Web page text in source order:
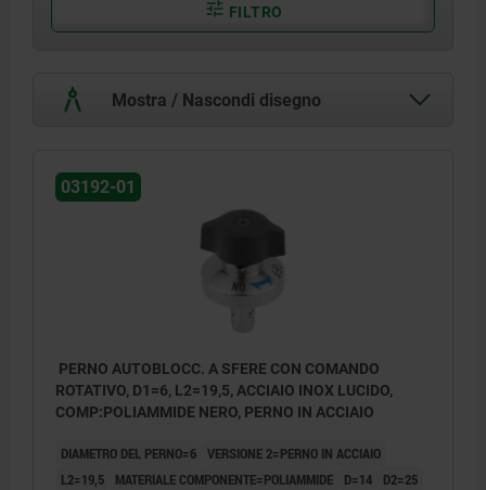
FILTRO
Mostra / Nascondi disegno
03192-01
PERNO AUTOBLOCC. A SFERE CON COMANDO
ROTATIVO, D1=6, L2=19,5, ACCIAIO INOX LUCIDO,
COMP:POLIAMMIDE NERO, PERNO IN ACCIAIO
DIAMETRO DEL PERNO=6 VERSIONE 2=PERNO IN ACCIAIO
L2=19,5
MATERIALE COMPONENTE=POLIAMMIDE D=14
D2=25